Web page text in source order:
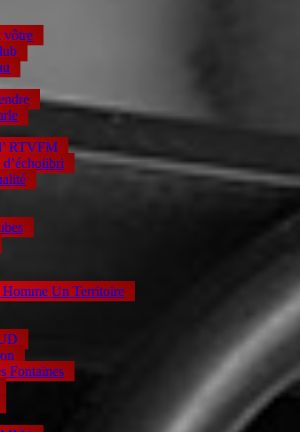
vôtre
RTVFM
Un Territoire
Fontaines